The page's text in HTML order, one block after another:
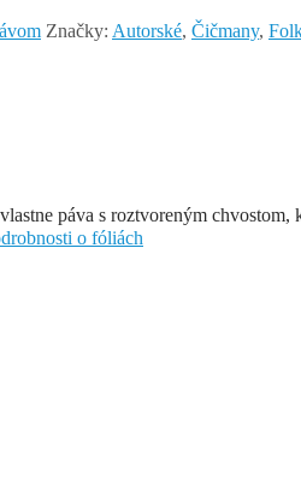
Značky: Autorské, Čičmany,
páva s roztvoreným
o fóliách